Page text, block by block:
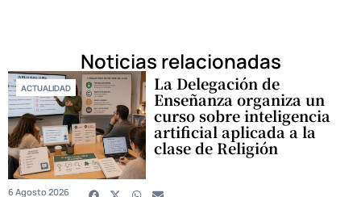
Noticias relacionadas
ACTUALIDAD La Delegación de
Enseñanza organiza un
curso sobre inteligencia
artificial aplicada a la
clase de Religión
6 Agosto 2026